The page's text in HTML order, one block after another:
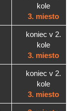
kole
3. miesto
koniec v 2.
kole
3. miesto
koniec v 2.
kole
3. miesto